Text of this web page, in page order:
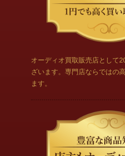
オーディオ買取販売店として
ざいます。専門店ならではの
ます。